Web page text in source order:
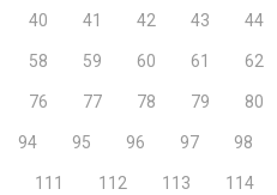
40 41 42 43 44
58 59 60 61 62
76 77 78 79 80
94 95 96 97 98
111 112 113 114